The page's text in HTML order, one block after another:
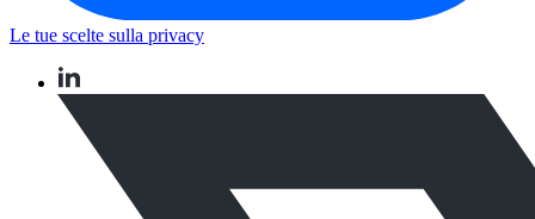
Le tue scelte sulla privacy